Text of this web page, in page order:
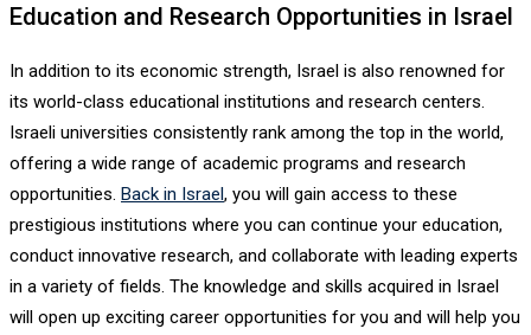
Education and Research Opportunities in Israel
In addition to its economic strength, Israel is also renowned for
its world-class educational institutions and research centers.
Israeli universities consistently rank among the top in the world,
offering a wide range of academic programs and research
opportunities. Back in Israel, you will gain access to these
prestigious institutions where you can continue your education,
conduct innovative research, and collaborate with leading experts
in a variety of fields. The knowledge and skills acquired in Israel
will open up exciting career opportunities for you and will help you